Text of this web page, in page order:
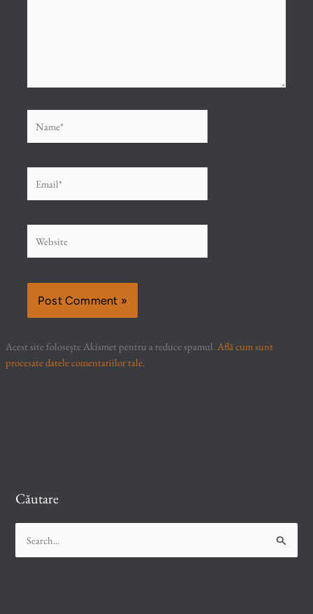
Acest site folosește Akismet pentru a reduce spamul.Află cum sunt
procesate datele comentariilor tale.
Căutare